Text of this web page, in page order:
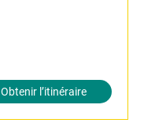
Obtenir l’itinéraire